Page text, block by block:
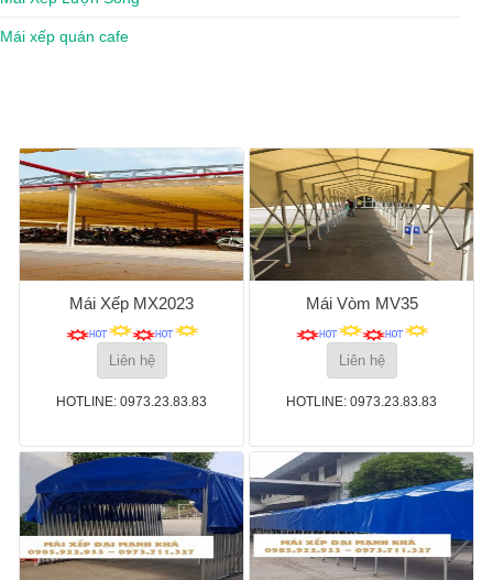
Mái xếp quán cafe
Mái Xếp MX2023
Liên hệ
HOTLINE: 0973.23.83.83
Mái Vòm MV35
Liên hệ
HOTLINE: 0973.23.83.83